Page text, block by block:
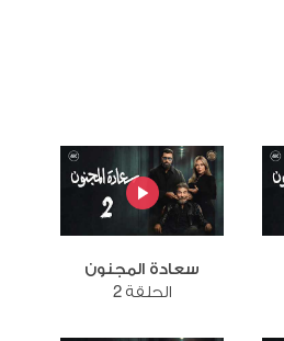
سعادة المجنون
الحلقة 2